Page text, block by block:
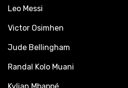
Leo Messi
Victor Osimhen
Jude Bellingham
Randal Kolo Muani